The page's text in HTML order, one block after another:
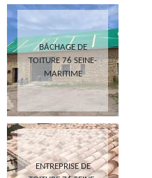
BÂCHAGE DE
TOITURE 76 SEINE-
MARITIME
ENTREPRISE DE